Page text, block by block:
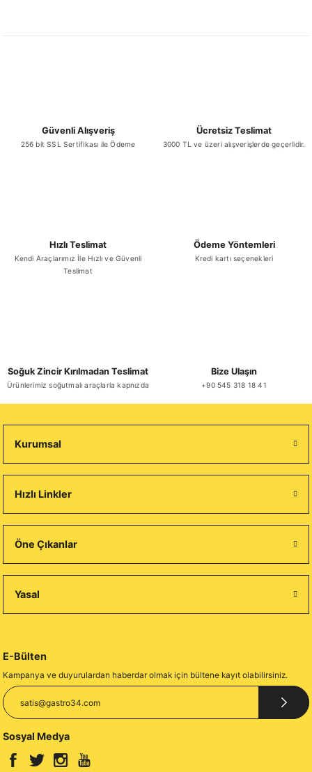
Güvenli Alışveriş
256 bit SSL Sertifikası ile Ödeme
Ücretsiz Teslimat
3000 TL ve üzeri alışverişlerde geçerlidir.
Hızlı Teslimat
Kendi Araçlarımız İle Hızlı ve Güvenli
Teslimat
Ödeme Yöntemleri
Kredi kartı seçenekleri
Soğuk Zincir Kırılmadan Teslimat
Ürünlerimiz soğutmalı araçlarla kapnızda
Bize Ulaşın
+90 545 318 18 41
Kurumsal
Hızlı Linkler
Öne Çıkanlar
Yasal
E-Bülten
Kampanya ve duyurulardan haberdar olmak için bültene kayıt olabilirsiniz.
Sosyal Medya